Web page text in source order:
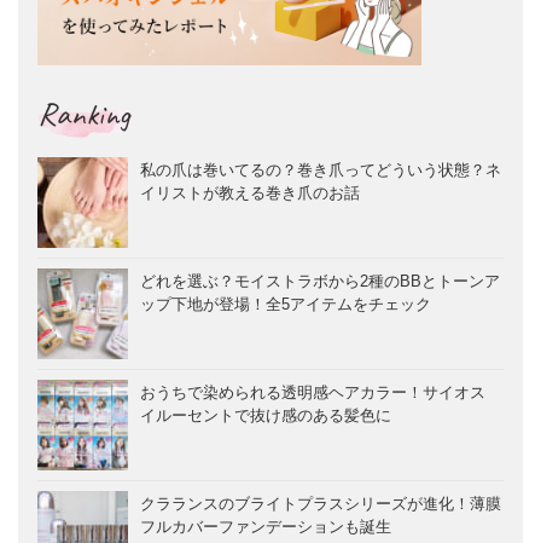
Ranking
私の爪は巻いてるの？巻き爪ってどういう状態？ネ
イリストが教える巻き爪のお話
どれを選ぶ？モイストラボから2種のBBとトーンア
ップ下地が登場！全5アイテムをチェック
おうちで染められる透明感ヘアカラー！サイオス
イルーセントで抜け感のある髪色に
クラランスのブライトプラスシリーズが進化！薄膜
フルカバーファンデーションも誕生